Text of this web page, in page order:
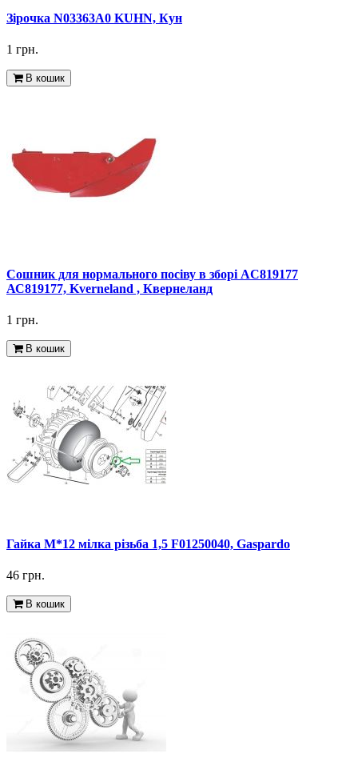
Зірочка N03363A0 KUHN, Кун
1 грн.
В кошик
Сошник для нормального посіву в зборі AC819177
АС819177, Kverneland , Квернеланд
1 грн.
В кошик
Гайка M*12 мілка різьба 1,5 F01250040, Gaspardo
46 грн.
В кошик